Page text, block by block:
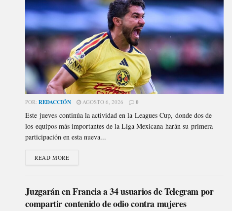
POR: REDACCIÓN AGOSTO 6, 2026 0
Este jueves continúa la actividad en la Leagues Cup, donde dos de
los equipos más importantes de la Liga Mexicana harán su primera
participación en esta nueva...
READ MORE
Juzgarán en Francia a 34 usuarios de Telegram por
compartir contenido de odio contra mujeres